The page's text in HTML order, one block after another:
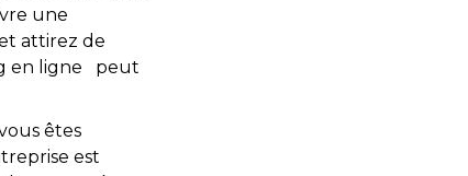
une
attirez de
en ligne peut
êtes
est